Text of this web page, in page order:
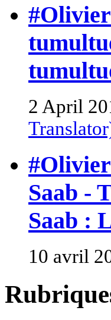
2 April
Saab -
Saab :
10 avril